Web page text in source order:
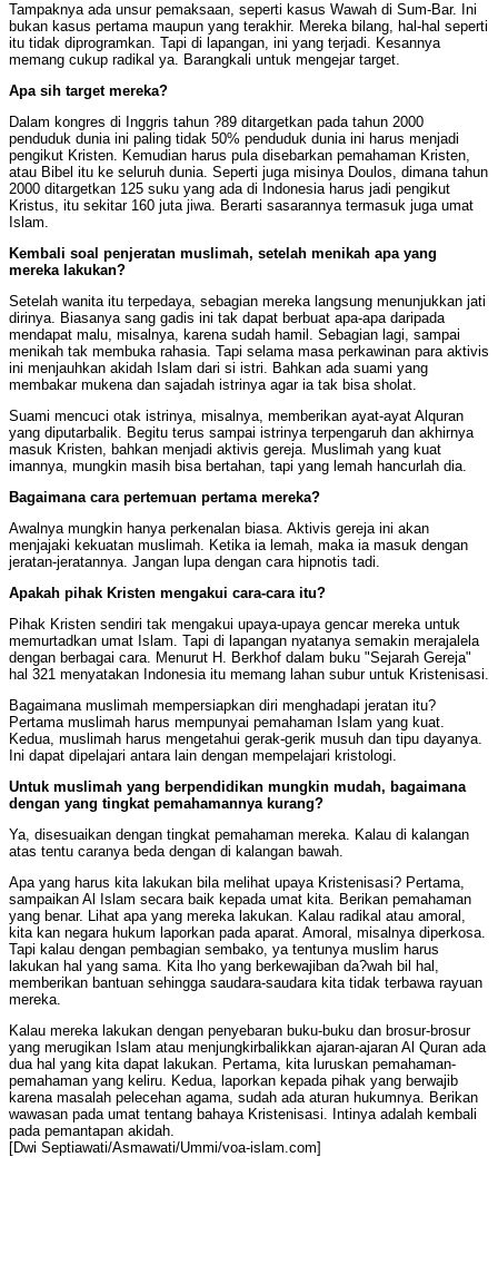
Tampaknya ada unsur pemaksaan, seperti kasus Wawah di Sum-Bar. Ini
bukan kasus pertama maupun yang terakhir. Mereka bilang, hal-hal seperti
itu tidak diprogramkan. Tapi di lapangan, ini yang terjadi. Kesannya
memang cukup radikal ya. Barangkali untuk mengejar target.
Apa sih target mereka?
Dalam kongres di Inggris tahun ?89 ditargetkan pada tahun 2000
penduduk dunia ini paling tidak 50% penduduk dunia ini harus menjadi
pengikut Kristen. Kemudian harus pula disebarkan pemahaman Kristen,
atau Bibel itu ke seluruh dunia. Seperti juga misinya Doulos, dimana tahun
2000 ditargetkan 125 suku yang ada di Indonesia harus jadi pengikut
Kristus, itu sekitar 160 juta jiwa. Berarti sasarannya termasuk juga umat
Islam.
Kembali soal penjeratan muslimah, setelah menikah apa yang
mereka lakukan?
Setelah wanita itu terpedaya, sebagian mereka langsung menunjukkan jati
dirinya. Biasanya sang gadis ini tak dapat berbuat apa-apa daripada
mendapat malu, misalnya, karena sudah hamil. Sebagian lagi, sampai
menikah tak membuka rahasia. Tapi selama masa perkawinan para aktivis
ini menjauhkan akidah Islam dari si istri. Bahkan ada suami yang
membakar mukena dan sajadah istrinya agar ia tak bisa sholat.
Suami mencuci otak istrinya, misalnya, memberikan ayat-ayat Alquran
yang diputarbalik. Begitu terus sampai istrinya terpengaruh dan akhirnya
masuk Kristen, bahkan menjadi aktivis gereja. Muslimah yang kuat
imannya, mungkin masih bisa bertahan, tapi yang lemah hancurlah dia.
Bagaimana cara pertemuan pertama mereka?
Awalnya mungkin hanya perkenalan biasa. Aktivis gereja ini akan
menjajaki kekuatan muslimah. Ketika ia lemah, maka ia masuk dengan
jeratan-jeratannya. Jangan lupa dengan cara hipnotis tadi.
Apakah pihak Kristen mengakui cara-cara itu?
Pihak Kristen sendiri tak mengakui upaya-upaya gencar mereka untuk
memurtadkan umat Islam. Tapi di lapangan nyatanya semakin merajalela
dengan berbagai cara. Menurut H. Berkhof dalam buku "Sejarah Gereja"
hal 321 menyatakan Indonesia itu memang lahan subur untuk Kristenisasi.
Bagaimana muslimah mempersiapkan diri menghadapi jeratan itu?
Pertama muslimah harus mempunyai pemahaman Islam yang kuat.
Kedua, muslimah harus mengetahui gerak-gerik musuh dan tipu dayanya.
Ini dapat dipelajari antara lain dengan mempelajari kristologi.
Untuk muslimah yang berpendidikan mungkin mudah, bagaimana
dengan yang tingkat pemahamannya kurang?
Ya, disesuaikan dengan tingkat pemahaman mereka. Kalau di kalangan
atas tentu caranya beda dengan di kalangan bawah.
Apa yang harus kita lakukan bila melihat upaya Kristenisasi? Pertama,
sampaikan Al Islam secara baik kepada umat kita. Berikan pemahaman
yang benar. Lihat apa yang mereka lakukan. Kalau radikal atau amoral,
kita kan negara hukum laporkan pada aparat. Amoral, misalnya diperkosa.
Tapi kalau dengan pembagian sembako, ya tentunya muslim harus
lakukan hal yang sama. Kita lho yang berkewajiban da?wah bil hal,
memberikan bantuan sehingga saudara-saudara kita tidak terbawa rayuan
mereka.
Kalau mereka lakukan dengan penyebaran buku-buku dan brosur-brosur
yang merugikan Islam atau menjungkirbalikkan ajaran-ajaran Al Quran ada
dua hal yang kita dapat lakukan. Pertama, kita luruskan pemahaman-
pemahaman yang keliru. Kedua, laporkan kepada pihak yang berwajib
karena masalah pelecehan agama, sudah ada aturan hukumnya. Berikan
wawasan pada umat tentang bahaya Kristenisasi. Intinya adalah kembali
pada pemantapan akidah.
[Dwi Septiawati/Asmawati/Ummi/voa-islam.com]